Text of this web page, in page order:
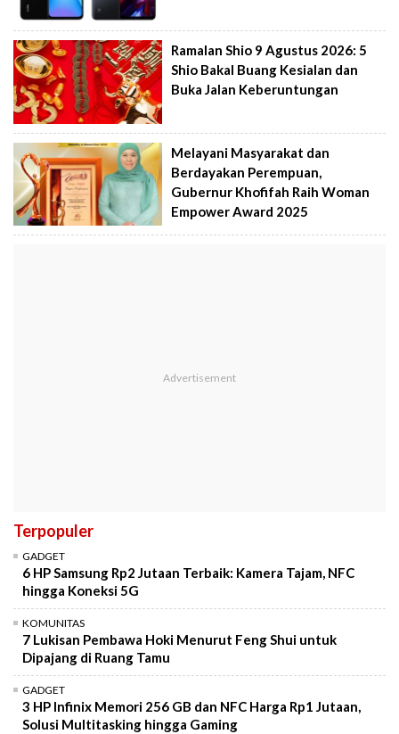
Ramalan Shio 9 Agustus 2026: 5
Shio Bakal Buang Kesialan dan
Buka Jalan Keberuntungan
Melayani Masyarakat dan
Berdayakan Perempuan,
Gubernur Khofifah Raih Woman
Empower Award 2025
Terpopuler
GADGET
6 HP Samsung Rp2 Jutaan Terbaik: Kamera Tajam, NFC
hingga Koneksi 5G
KOMUNITAS
7 Lukisan Pembawa Hoki Menurut Feng Shui untuk
Dipajang di Ruang Tamu
GADGET
3 HP Infinix Memori 256 GB dan NFC Harga Rp1 Jutaan,
Solusi Multitasking hingga Gaming